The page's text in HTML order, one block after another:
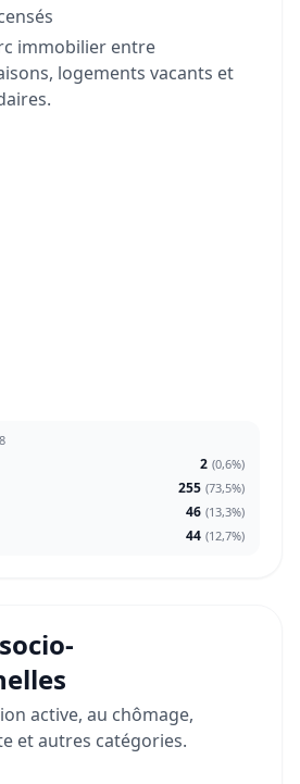
immobilier entre
logements vacants et
2 (0,6%)
255 (73,5%)
46 (13,3%)
44 (12,7%)
active, au chômage,
et autres catégories.